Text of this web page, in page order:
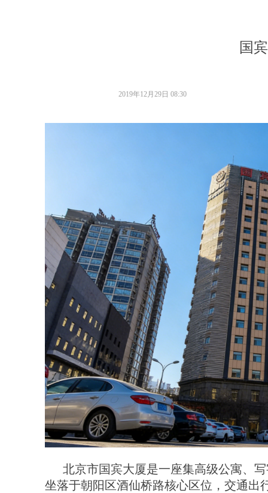
国
北京市国宾大厦是一座集高级公寓、写
坐落于朝阳区酒仙桥路核心区位，交通出
2019年12月29日 08:30